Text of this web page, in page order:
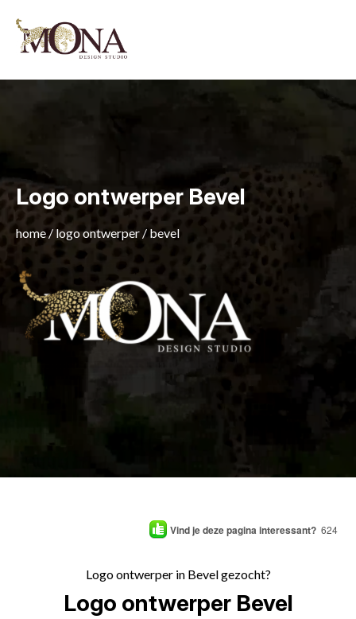
Logo ontwerper Bevel
home /logo ontwerper / bevel
Vind je deze pagina interessant? 624
Logo ontwerper in Bevel gezocht?
Logo ontwerper Bevel